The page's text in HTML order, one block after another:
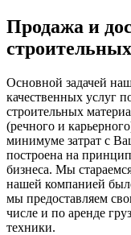
Продажа и
Основной задачей
качественных услуг
строительных
(речного и
минимуме затрат с
построена на
бизнеса. Мы
нашей компанией
мы предоставляем
числе и по аренде
техники.